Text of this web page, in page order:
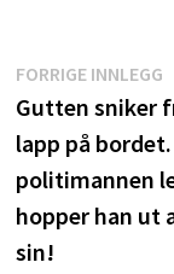
FORRIGE INNLEGG
Gutten sniker
lapp på
politimannen
hopper han ut
sin!